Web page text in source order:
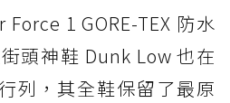
1 GORE-TEX 防水
頭神鞋 Dunk Low 也在
列，其全鞋保留了最原